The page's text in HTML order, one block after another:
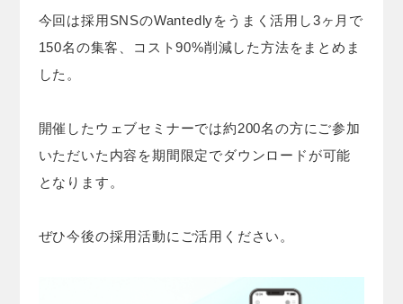
今回は採用SNSのWantedlyをうまく活用し3ヶ月で
150名の集客、コスト90%削減した方法をまとめま
した。
開催したウェブセミナーでは約200名の方にご参加
いただいた内容を期間限定でダウンロードが可能
となります。
ぜひ今後の採用活動にご活用ください。